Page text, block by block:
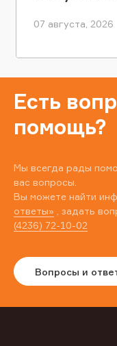
07 августа, 2026
Есть
помощь?
Мы всегда рады
вас вопросы.
Вы можете найти
ответы» , задать
(4236) 72-10-02
Вопросы и